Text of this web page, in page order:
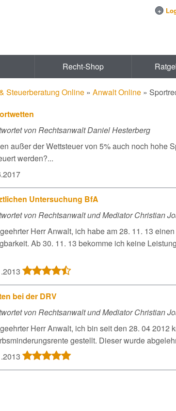
+
Recht-Shop
Steuerberatung Online » Anwalt Online »
von Rechtsanwalt Daniel Hesterberg
außer der Wettsteuer von 5% auch noch hohe
werden?...
Untersuchung BfA
von Rechtsanwalt und Mediator Christian
Herr Anwalt, ich habe am 28. 11. 13
Ab 30. 11. 13 bekomme ich keine
bei der DRV
von Rechtsanwalt und Mediator Christian
Herr Anwalt, ich bin seit den 28. 04 2012
gestellt. Dieser wurde